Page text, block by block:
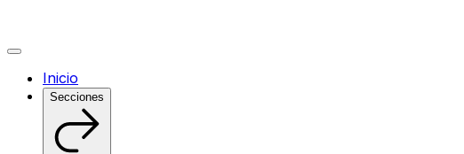
Inicio
Secciones